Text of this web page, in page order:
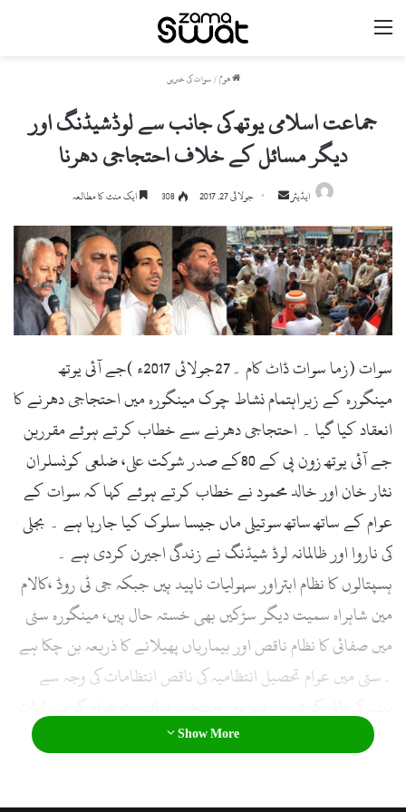
ھوم / سوات کی خبریں
جماعت اسلامی یوتھ کی جانب سے لوڈشیڈنگ اور
دیگر مسائل کے خلاف احتجاجی دھرنا
ایڈیٹر
n
d
a
n
e
a
i
جولائی 27, 2017 308 ایک منٹ کا مطالعہ
سوات (زما سوات ڈاٹ کام ۔27جولائی 2017ء )جے آئی یوتھ
مینگورہ کے زیراہتمام نشاط چوک مینگورہ میں احتجاجی دھرنے کا
انعقاد کیا گیا ۔ احتجاجی دھرنے سے خطاب کرتے ہوئے مقررین
جے آئی یوتھ زون پی کے 80کے صدر شوکت علی، ضلعی کونسلران
نثار خان اور خالد محمود نے خطاب کرتے ہوئے کہا کہ سوات کے
عوام کے ساتھ ساتھ سوتیلی ماں جیسا سلوک کیا جارہا ہے ۔ بجلی
کی ناروا اور ظالمانہ لوڈ شیڈنگ نے زندگی اجیرن کردی ہے ۔
ہسپتالوں کا نظام ابتراور سہولیات ناپید ہیں جبکہ جی ٹی روڈ ،کالام
مین شاہراہ سمیت دیگر سڑکیں بھی خستہ حال ہیں، مینگورہ سٹی
میں صفائی کا نظام ناقص اور بیماریاں پھیلانے کا ذریعہ بن چکا ہے
۔سٹی میں عوام تحصیل انتظامیہ کی ناقص انتظامات کی وجہ سے
دینے میں مکمل ناکام ہوچکے ہیں ۔انشاء اللہ آنے والا دور جماعت
ترسہولیات گھر کی دہلیز پر فراہم کرے گی ۔
Show More